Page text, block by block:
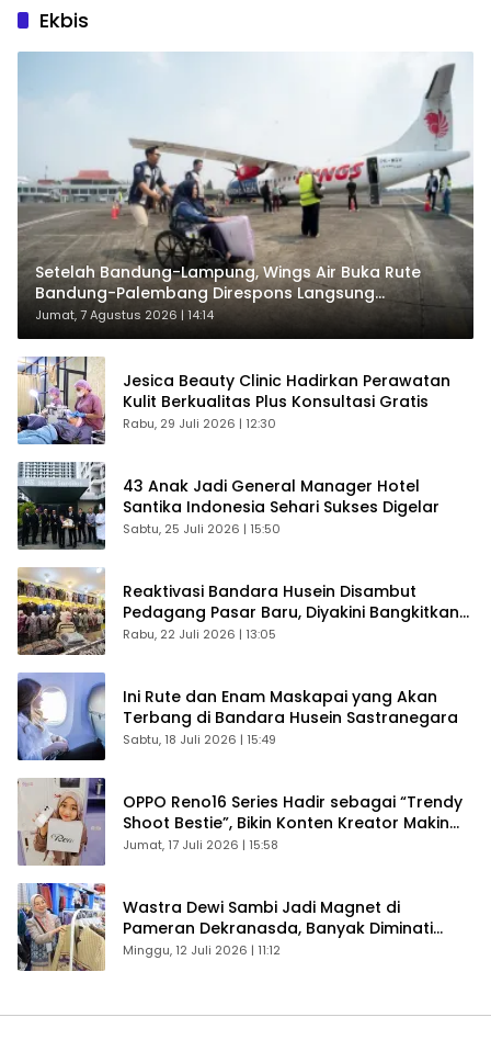
Ekbis
Setelah Bandung-Lampung, Wings Air Buka Rute
Bandung-Palembang Direspons Langsung
Penumpang
Jumat, 7 Agustus 2026 | 14:14
Jesica Beauty Clinic Hadirkan Perawatan
Kulit Berkualitas Plus Konsultasi Gratis
Rabu, 29 Juli 2026 | 12:30
43 Anak Jadi General Manager Hotel
Santika Indonesia Sehari Sukses Digelar
Sabtu, 25 Juli 2026 | 15:50
Reaktivasi Bandara Husein Disambut
Pedagang Pasar Baru, Diyakini Bangkitkan
Kembali Ekonomi Bandung
Rabu, 22 Juli 2026 | 13:05
Ini Rute dan Enam Maskapai yang Akan
Terbang di Bandara Husein Sastranegara
Sabtu, 18 Juli 2026 | 15:49
OPPO Reno16 Series Hadir sebagai “Trendy
Shoot Bestie”, Bikin Konten Kreator Makin
Betah
Jumat, 17 Juli 2026 | 15:58
Wastra Dewi Sambi Jadi Magnet di
Pameran Dekranasda, Banyak Diminati
Pengunjung
Minggu, 12 Juli 2026 | 11:12